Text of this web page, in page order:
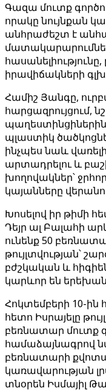
Գազա մուտք
որակը նույնքան
անհրաժեշտ է
իրավիճակների
Համիշ Յանգը,
հարցազրույցում,
պլաստիկ
ինչպես նաև
արտադրելու և
խողովակներ՝
կայանները
Խոսելով իր թիմի
Դեյր ալ Բալահի
ունենք 50
թույլտվության՝
բժշկական և
կարևոր են
Հոկտեմբերի 10-ին
հետո Իսրայելը
բեռնատար մուտք
համաձայնագրով
բեռնատարի
կառավարության
տնօրեն Իսմայիլ